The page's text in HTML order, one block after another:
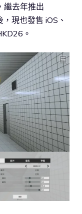
繼去年推出
現也發售 iOS、
。